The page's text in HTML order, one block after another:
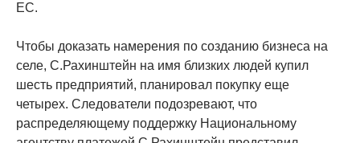
ЕС.
Чтобы доказать намерения по созданию бизнеса на
селе, С.Рахинштейн на имя близких людей купил
шесть предприятий, планировал покупку еще
четырех. Следователи подозревают, что
распределяющему поддержку Национальному